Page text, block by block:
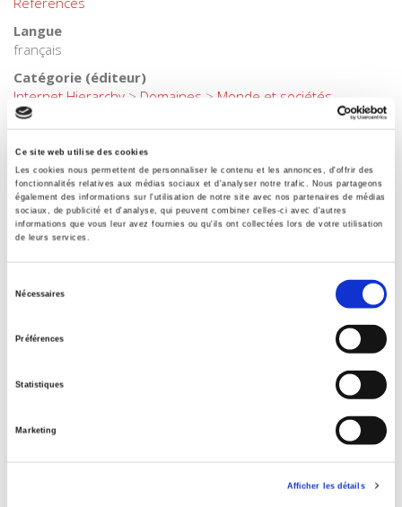
Ce site web utilise des cookies
Les cookies nous permettent de personnaliser le contenu et les annonces, d'offrir des
fonctionnalités relatives aux médias sociaux et d'analyser notre trafic. Nous partageons
également des informations sur l'utilisation de notre site avec nos partenaires de médias
sociaux, de publicité et d'analyse, qui peuvent combiner celles-ci avec d'autres
informations que vous leur avez fournies ou qu'ils ont collectées lors de votre utilisation
de leurs services.
Nécessaires
Préférences
Statistiques
Marketing
Afficher les détails
Langue
français
Catégorie (éditeur)
Internet Hierarchy > Domaines > Monde et sociétés
Catégorie (éditeur)
Catégorie (éditeur)
Internet Hierarchy>Economie politique
Catégorie (éditeur)
Internet Hierarchy
Catégorie (éditeur)
Internet Hierarchy
POL000000 POLITICAL SCIENCE > POL045000 POLITICAL
SCIENCE / Colonialism & Post-Colonialism > POL011000
JPS International relations > JPA Political science & theory